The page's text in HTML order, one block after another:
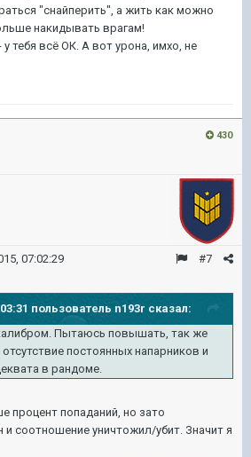
"снайперить", а жить как можно
накидывать врагам!
тебя всё ОК. А вот урона, имхо, не
430
#7
07:02:29
пользователь n193r сказал:
Пытаюсь повышать, так же
постоянных напарников и
в рандоме.
процент попаданий, но зато
соотношение уничтожил/убит. Значит я